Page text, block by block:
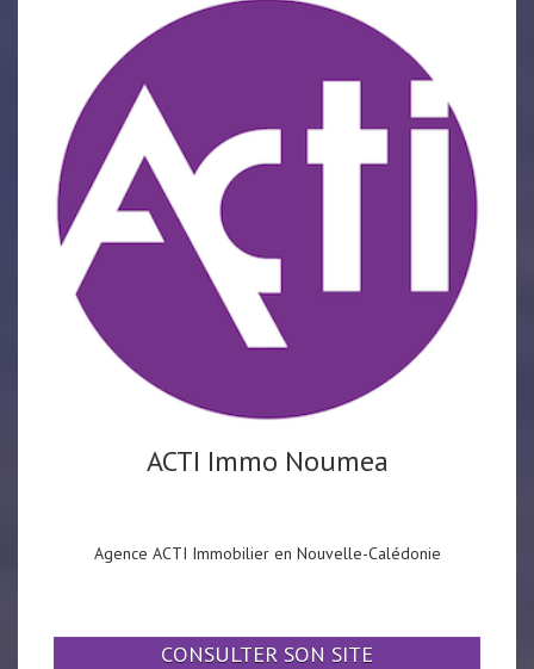
ACTI Immo Noumea
Agence ACTI Immobilier en Nouvelle-Calédonie
CONSULTER SON SITE